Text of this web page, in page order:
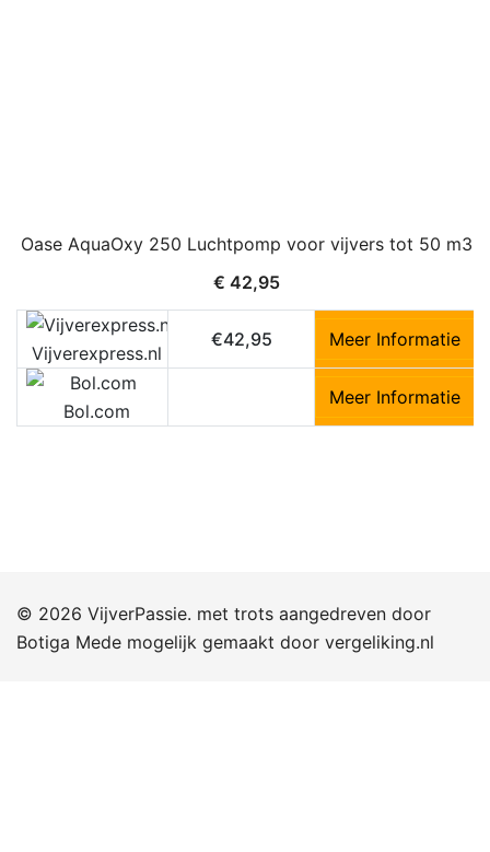
Oase AquaOxy 250 Luchtpomp voor vijvers tot 50 m3
€ 42,95
Vijverexpress.nl
€42,95 Meer Informatie
Bol.com
Meer Informatie
© 2026 VijverPassie. met trots aangedreven door
Botiga Mede mogelijk gemaakt door vergeliking.nl